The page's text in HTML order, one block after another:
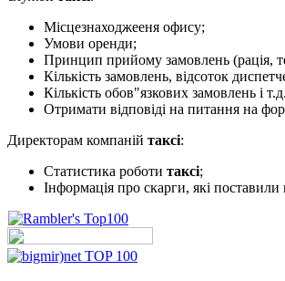
Місцезнаходжееня офису;
Умови оренди;
Принцип прийому замовлень (рація,
Кількість замовлень, відсоток
Кількість обов"язкових замовлень і
Отримати відповіді на питання на
Директорам компаній таксі:
Статистика роботи таксі;
Інформація про скарги, які